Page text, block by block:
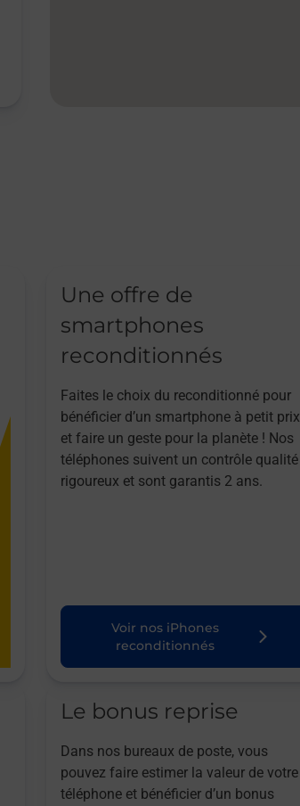
Une offre de
smartphones
reconditionnés
Faites le choix du reconditionné pour
bénéficier d’un smartphone à petit prix
et faire un geste pour la planète ! Nos
téléphones suivent un contrôle qualité
rigoureux et sont garantis 2 ans.
Voir nos iPhones
reconditionnés
Le bonus reprise
Dans nos bureaux de poste, vous
pouvez faire estimer la valeur de votre
téléphone et bénéficier d’un bonus